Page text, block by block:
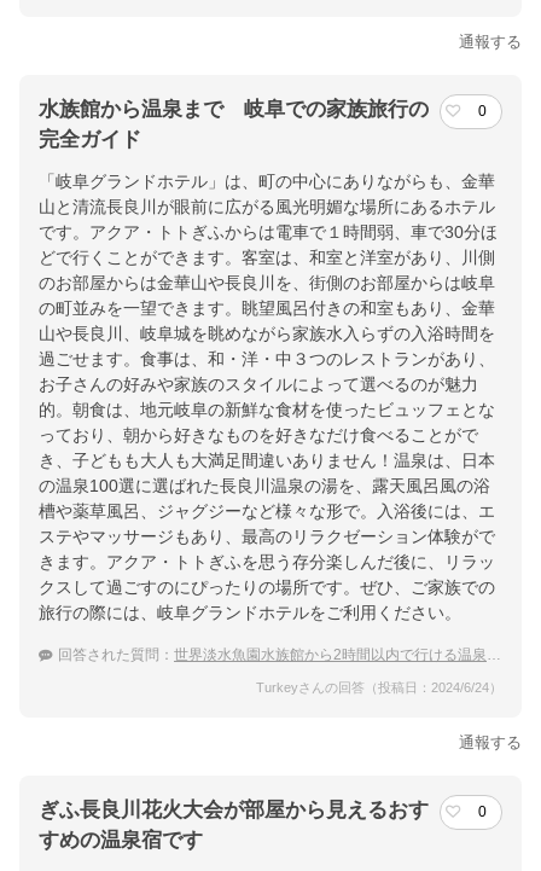
通報する
水族館から温泉まで 岐阜での家族旅行の
完全ガイド
0
「岐阜グランドホテル」は、町の中心にありながらも、金華
山と清流長良川が眼前に広がる風光明媚な場所にあるホテル
です。アクア・トトぎふからは電車で１時間弱、車で30分ほ
どで行くことができます。客室は、和室と洋室があり、川側
のお部屋からは金華山や長良川を、街側のお部屋からは岐阜
の町並みを一望できます。眺望風呂付きの和室もあり、金華
山や長良川、岐阜城を眺めながら家族水入らずの入浴時間を
過ごせます。食事は、和・洋・中３つのレストランがあり、
お子さんの好みや家族のスタイルによって選べるのが魅力
的。朝食は、地元岐阜の新鮮な食材を使ったビュッフェとな
っており、朝から好きなものを好きなだけ食べることがで
き、子どもも大人も大満足間違いありません！温泉は、日本
の温泉100選に選ばれた長良川温泉の湯を、露天風呂風の浴
槽や薬草風呂、ジャグジーなど様々な形で。入浴後には、エ
ステやマッサージもあり、最高のリラクゼーション体験がで
きます。アクア・トトぎふを思う存分楽しんだ後に、リラッ
クスして過ごすのにぴったりの場所です。ぜひ、ご家族での
旅行の際には、岐阜グランドホテルをご利用ください。
回答された質問： 世界淡水魚園水族館から2時間以内で行ける温泉宿のおすすめは？
Turkeyさんの回答（投稿日：2024/6/24）
通報する
ぎふ長良川花火大会が部屋から見えるおす
すめの温泉宿です
0